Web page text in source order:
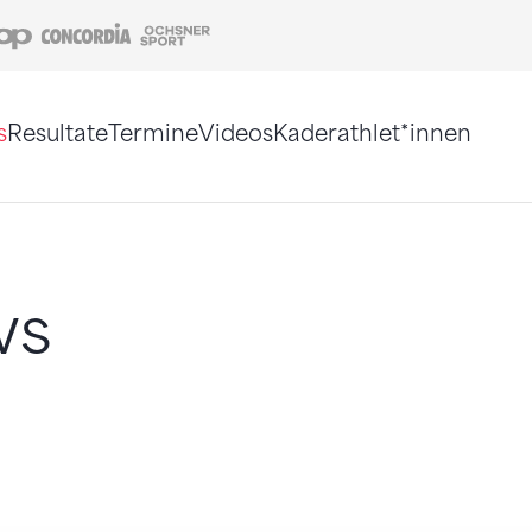
Coop Concordia
ResultateTermineVideosKaderathlet*innen